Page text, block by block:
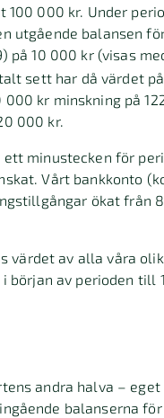
000 kr. Under
utgående balansen
på 10 000 kr (visas
sett har då värdet
kr minskning på
000 kr.
minustecken för
Vårt bankkonto
ökat från
värdet av alla våra
början av perioden till
andra halva –
balanserna